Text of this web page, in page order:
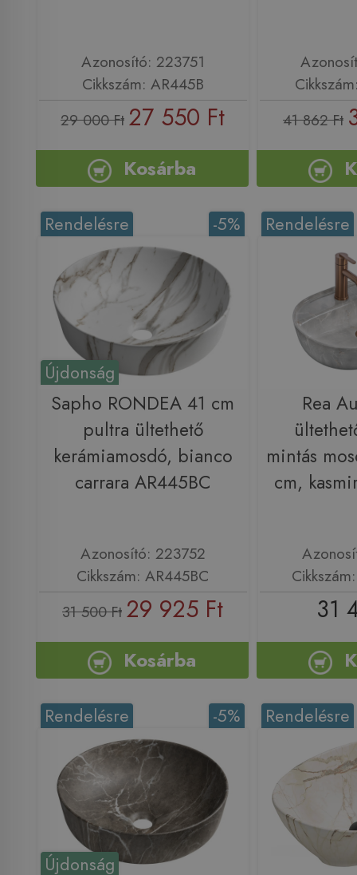
Azonosító: 223751
Cikkszám: AR445B
29 000 Ft 27 550 Ft
Kosárba
41 862 Ft
Újdonság
-5%
Rendelésre
Sapho RONDEA 41 cm
pultra ültethető
kerámiamosdó, bianco
carrara AR445BC
Azonosító: 223752
Cikkszám: AR445BC
31 500 Ft 29 925 Ft
Kosárba
Rendelésre
Rea
mintás
cm,
31
Újdonság
-5%
Rendelésre Rendelésre